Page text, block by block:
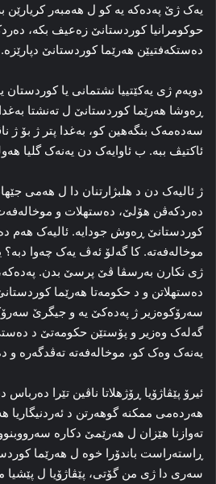
یه‌ک ژێ پەدەکە یە کو ل هەمبه‌ر کریارێن
حوکومرانیا کوردستانێ زه‌عیف بکه‌،
ده‌ستکه‌فتیێن هه‌رێما کوردستانێ دپارێزه‌.
دویه‌م ژی یەکێتییا نشتمانی یا کوردستان
ڕه‌وشا هه‌رێما کوردستانێ ل ته‌نشتا
سه‌ده‌مه‌ک بنگه‌هین کو، به‌غدا پتر ژ بۆ ژ
ئاکتیڤ ببه‌. ب ئاوایه‌ک دن یەنەک گلیا
ژ ئالیه‌ک دن د هلبژارتنان دا ل هه‌می
ده‌ردکه‌ڤن هۆلێ، ده‌ستهلات و
کوردستانێ ڕه‌وش جودایه‌. ئالیه‌ک هه‌م
موخاله‌فه‌ته‌. کا گه‌لۆ ئه‌ڤ یه‌ک چه‌وا
ژی نکارن به‌رسڤا ڤێ پرسێ بدن.
ده‌ستهلاتن و د حکومه‌تا هه‌رێما
سه‌رۆکوه‌زیر ژ پەدەکێ یه‌ و جیگرێ
گه‌له‌ک وه‌زیر و پۆستێن حکومه‌تێ د
یەنەک وه‌ک کو، موخاله‌فه‌ته‌ ته‌ڤدگه‌ره‌ و
ئیرۆ پێڤاژۆیا ڕۆژهلاتا ناڤین تێرا
هه‌رده‌می ممکنه‌ گوهه‌رتن د ئه‌ردنیگاریا
ته‌وازنا هێزان ل هه‌رێمێ دکاره‌
ڕاسته‌راست باندۆرا خوه‌ ل هه‌رێما
سه‌ری دا ژی من گۆتی، پێڤاژۆیا ل پێشیا